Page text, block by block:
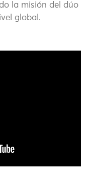
la misión del dúo
global.